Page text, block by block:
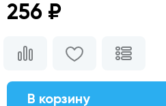
256 ₽
В корзину